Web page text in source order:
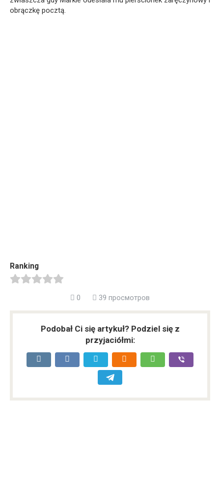
obrączkę pocztą.
Ranking
0 39 просмотров
Podobał Ci się artykuł? Podziel się z
przyjaciółmi: